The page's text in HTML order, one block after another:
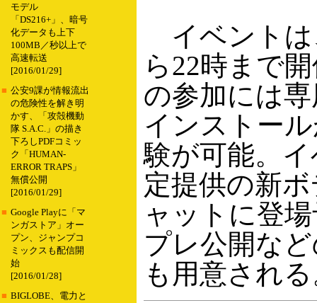
モデル
「DS216+」、暗号
化データも上下
100MB／秒以上で
高速転送
[2016/01/29]
■ 公安9課が情報流出
の危険性を解き明
かす、「攻殻機動
隊 S.A.C.」の描き
下ろしPDFコミッ
ク「HUMAN-
ERROR TRAPS」
無償公開
[2016/01/29]
■ Google Playに「マ
ンガストア」オー
プン、ジャンプコ
ミックスも配信開
始
[2016/01/28]
■ BIGLOBE、電力と
イベントは
ら22時まで
の参加には
インストー
験が可能。
定提供の新
ャットに登
プレ公開な
も用意され